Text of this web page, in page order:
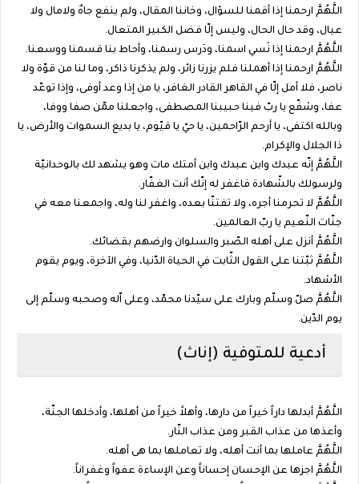
اللَّهُمَّ ارحمنا إذا أقمنا للسؤال، وخاننا المقال، ولم ينفع جاهٌ ولامال ولا
عيال، وقد حال الحال، وليس إلّا فضل الكبير المتعال.
اللَّهُمَّ ارحمنا إذا نَسي اسمنا، ودَرس رسمنا، وأحاط بنا قسمنا ووسعنا.
اللَّهُمَّ ارحمنا إذا أهملنا فلم يزرنا زائر، ولم يذكرنا ذاكر، وما لنا من قوّة ولا
ناصر، فلا أمل إلّا في القاهر القادر الغافر، يا من إذا وعد أوفى، وإذا توعّد
عفا، وشفّع يا ربّ فينا حبيبنا المصطفى، واجعلنا ممّن صفا ووفا،
وبالله اكتفى، يا أرحم الرّاحمين، يا حيّ يا قيّوم، يا بديع السموات والأرض، يا
ذا الجلال والإكرام.
اللَّهُمَّ إنّه عبدك وابن عبدك وابن أمتك مات وهو يشهد لك بالوحدانيّة
ولرسولك بالشّهادة فاغفر له إنّك أنت الغفّار.
اللَّهُمَّ لا تحرمنا أجره، ولا تفتنّا بعده، واغفر لنا وله، واجمعنا معه في
جنّات النّعيم يا ربّ العالمين.
اللَّهُمَّ أنزل على أهله الصّبر والسلوان وارضهم بقضائك.
اللَّهُمَّ ثبّتنا على القول الثّابت في الحياة الدّنيا، وفي الآخرة، ويوم يقوم
الأشهاد.
اللَّهُمَّ صلّ وسلّم وبارك على سيّدنا محمّد، وعلى اّله وصحبه وسلّم إلى
يوم الدّين.
أدعية للمتوفية (إناث)
اللَّهُمَّ أبدلها داراً خيراً من دارها، وأهلاً خيراً من أهلها، وأدخلها الجنّة،
وأعذها من عذاب القبر ومن عذاب النّار.
اللَّهُمَّ عاملها بما أنت أهله، ولا تعاملها بما هى أهله.
اللَّهُمَّ اجزها عن الإحسان إحساناً وعن الإساءة عفواً وغفراناً.